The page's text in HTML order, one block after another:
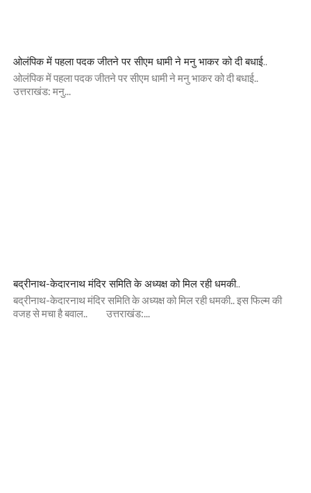
ओलंपिक में पहला पदक जीतने पर सीएम धामी ने मनु भाकर को दी बधाई..
ओलंपिक में पहला पदक जीतने पर सीएम धामी ने मनु भाकर को दी बधाई..
उत्तराखंड: मनु...
बद्रीनाथ-केदारनाथ मंदिर समिति के अध्यक्ष को मिल रही धमकी..
बद्रीनाथ-केदारनाथ मंदिर समिति के अध्यक्ष को मिल रही धमकी.. इस फिल्म की
वजह से मचा है बवाल.. उत्तराखंड:...